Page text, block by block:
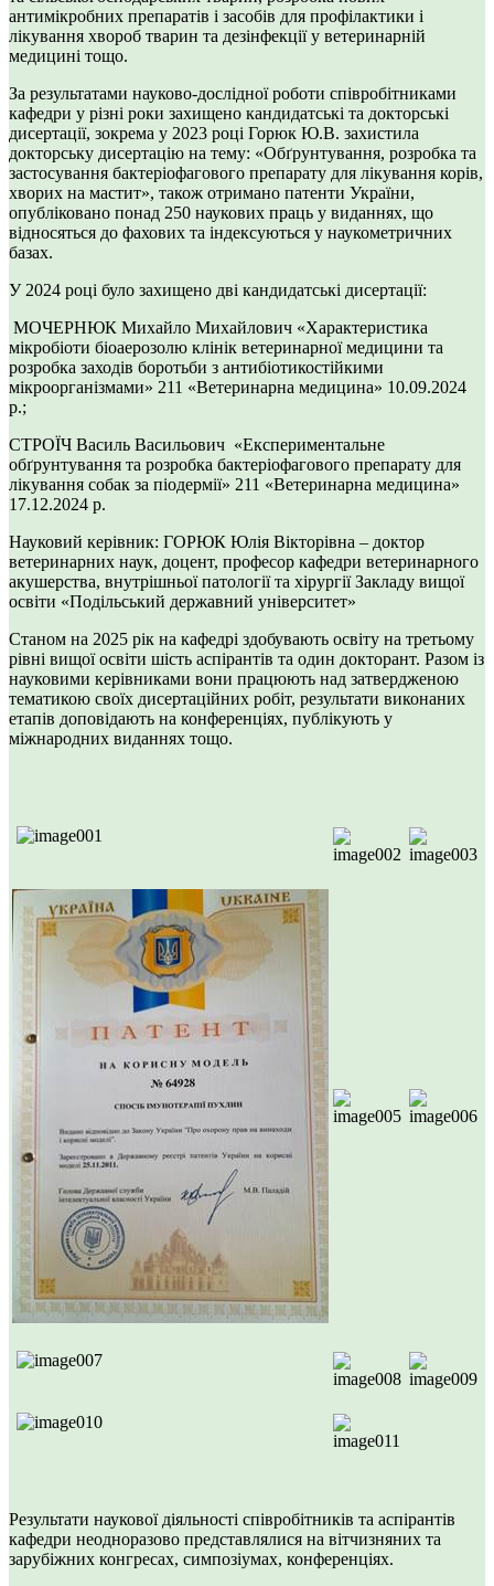
антимікробних препаратів і засобів для профілактики і
лікування хвороб тварин та дезінфекції у ветеринарній
медицині тощо.
За результатами науково-дослідної роботи співробітниками
кафедри у різні роки захищено кандидатські та докторські
дисертації, зокрема у 2023 році Горюк Ю.В. захистила
докторську дисертацію на тему: «Обґрунтування, розробка та
застосування бактеріофагового препарату для лікування корів,
хворих на мастит», також отримано патенти України,
опубліковано понад 250 наукових праць у виданнях, що
відносяться до фахових та індексуються у наукометричних
базах.
У 2024 році було захищено дві кандидатські дисертації:
МОЧЕРНЮК Михайло Михайлович «Характеристика
мікробіоти біоаерозолю клінік ветеринарної медицини та
розробка заходів боротьби з антибіотикостійкими
мікроорганізмами» 211 «Ветеринарна медицина» 10.09.2024
р.;
СТРОЇЧ Василь Васильович «Експериментальне
обґрунтування та розробка бактеріофагового препарату для
лікування собак за піодермії» 211 «Ветеринарна медицина»
17.12.2024 р.
Науковий керівник: ГОРЮК Юлія Вікторівна – доктор
ветеринарних наук, доцент, професор кафедри ветеринарного
акушерства, внутрішньої патології та хірургії Закладу вищої
освіти «Подільський державний університет»
Станом на 2025 рік на кафедрі здобувають освіту на третьому
рівні вищої освіти шість аспірантів та один докторант. Разом із
науковими керівниками вони працюють над затвердженою
тематикою своїх дисертаційних робіт, результати виконаних
етапів доповідають на конференціях, публікують у
міжнародних виданнях тощо.
Результати наукової діяльності співробітників та аспірантів
кафедри неодноразово представлялися на вітчизняних та
зарубіжних конгресах, симпозіумах, конференціях.